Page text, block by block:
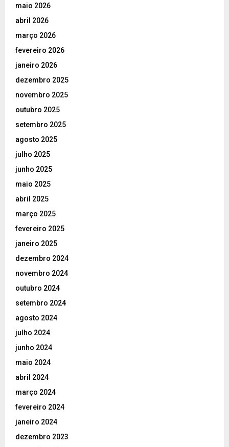
maio 2026
abril 2026
março 2026
fevereiro 2026
janeiro 2026
dezembro 2025
novembro 2025
outubro 2025
setembro 2025
agosto 2025
julho 2025
junho 2025
maio 2025
abril 2025
março 2025
fevereiro 2025
janeiro 2025
dezembro 2024
novembro 2024
outubro 2024
setembro 2024
agosto 2024
julho 2024
junho 2024
maio 2024
abril 2024
março 2024
fevereiro 2024
janeiro 2024
dezembro 2023